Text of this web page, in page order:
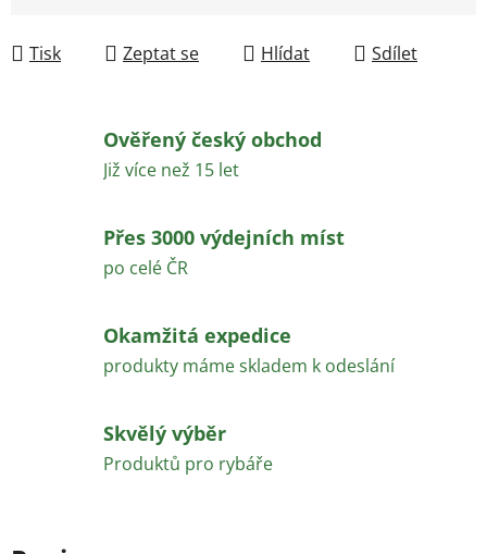
Tisk Zeptat se Hlídat Sdílet
Ověřený český obchod
Již více než 15 let
Přes 3000 výdejních míst
po celé ČR
Okamžitá expedice
produkty máme skladem k odeslání
Skvělý výběr
Produktů pro rybáře